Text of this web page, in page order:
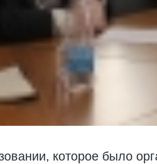
которое было